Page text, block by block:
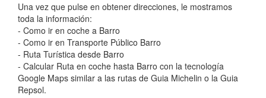
Una vez que pulse en obtener direcciones, le mostramos
toda la información:
- Como ir en coche a Barro
- Como ir en Transporte Público Barro
- Ruta Turística desde Barro
- Calcular Ruta en coche hasta Barro con la tecnología
Google Maps similar a las rutas de Guia Michelin o la Guia
Repsol.